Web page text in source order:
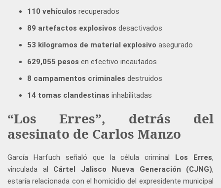
110 vehículos recuperados
89 artefactos explosivos desactivados
53 kilogramos de material explosivo asegurado
629,055 pesos en efectivo incautados
8 campamentos criminales destruidos
14 tomas clandestinas inhabilitadas
“Los Erres”, detrás del
asesinato de Carlos Manzo
García Harfuch señaló que la célula criminal Los Erres,
vinculada al Cártel Jalisco Nueva Generación (CJNG),
estaría relacionada con el homicidio del expresidente municipal